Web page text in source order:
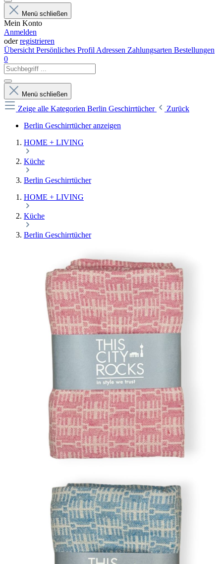
Menü schließen
Mein Konto
Anmelden
oderregistrieren
Übersicht Persönliches Profil Adressen Zahlungsarten Bestellungen
0
Menü schließen
Zeige alle Kategorien Berlin Geschirrtücher
Zurück
Berlin Geschirrtücher anzeigen
HOME + LIVING
Küche
Berlin Geschirrtücher
HOME + LIVING
Küche
Berlin Geschirrtücher